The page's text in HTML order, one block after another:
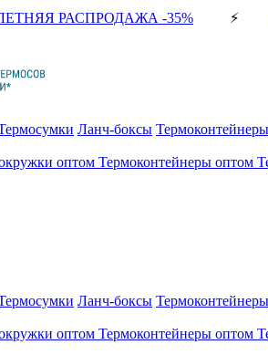
РАСПРОДАЖА -35%
Ланч-боксы Термоконтейнеры
оптом Термоконтейнеры оптом
Ланч-боксы Термоконтейнеры
оптом Термоконтейнеры оптом